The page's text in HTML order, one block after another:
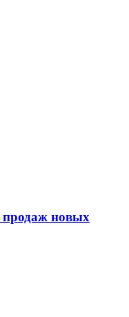
продаж новых